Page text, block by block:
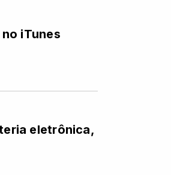
iTunes
eletrônica,